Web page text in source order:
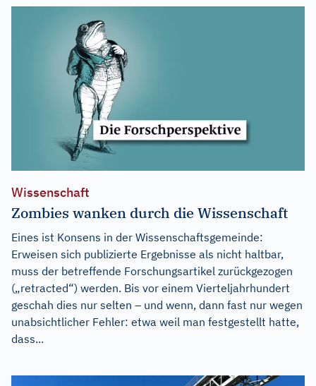
Wissenschaft
Zombies wanken durch die Wissenschaft
Eines ist Konsens in der Wissenschaftsgemeinde:
Erweisen sich publizierte Ergebnisse als nicht haltbar,
muss der betreffende Forschungsartikel zurückgezogen
(„retracted“) werden. Bis vor einem Vierteljahrhundert
geschah dies nur selten – und wenn, dann fast nur wegen
unabsichtlicher Fehler: etwa weil man festgestellt hatte,
dass...